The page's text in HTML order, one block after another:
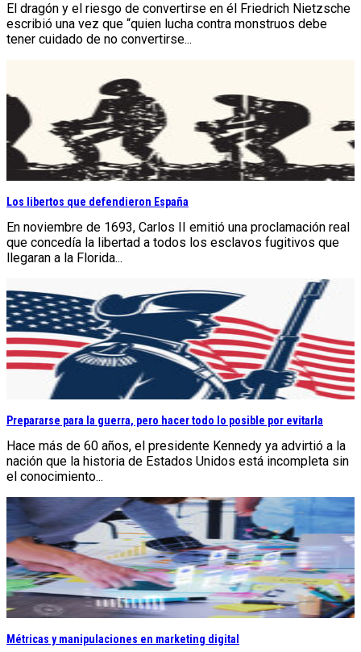
El dragón y el riesgo de convertirse en él Friedrich Nietzsche
escribió una vez que “quien lucha contra monstruos debe
tener cuidado de no convertirse...
Los libertos que defendieron España
En noviembre de 1693, Carlos II emitió una proclamación real
que concedía la libertad a todos los esclavos fugitivos que
llegaran a la Florida...
Prepararse para la guerra, pero hacer todo lo posible por evitarla
Hace más de 60 años, el presidente Kennedy ya advirtió a la
nación que la historia de Estados Unidos está incompleta sin
el conocimiento...
Métricas y manipulaciones en marketing digital